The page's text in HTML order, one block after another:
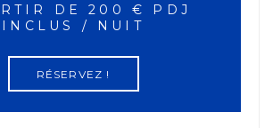
DE 200 € PDJ
INCLUS / NUIT
RÉSERVEZ !